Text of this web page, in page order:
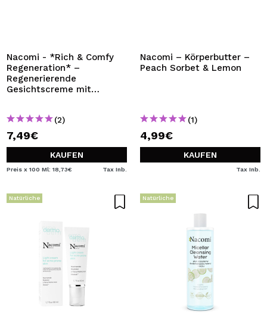
Nacomi - *Rich & Comfy
Regeneration* –
Regenerierende
Gesichtscreme mit
(2)
7,49€
KAUFEN
Preis x 100 Ml: 18,73€ Tax Inb.
Nacomi – Körperbutter –
Peach Sorbet & Lemon
(1)
4,99€
KAUFEN
Tax Inb.
Natürliche Natürliche